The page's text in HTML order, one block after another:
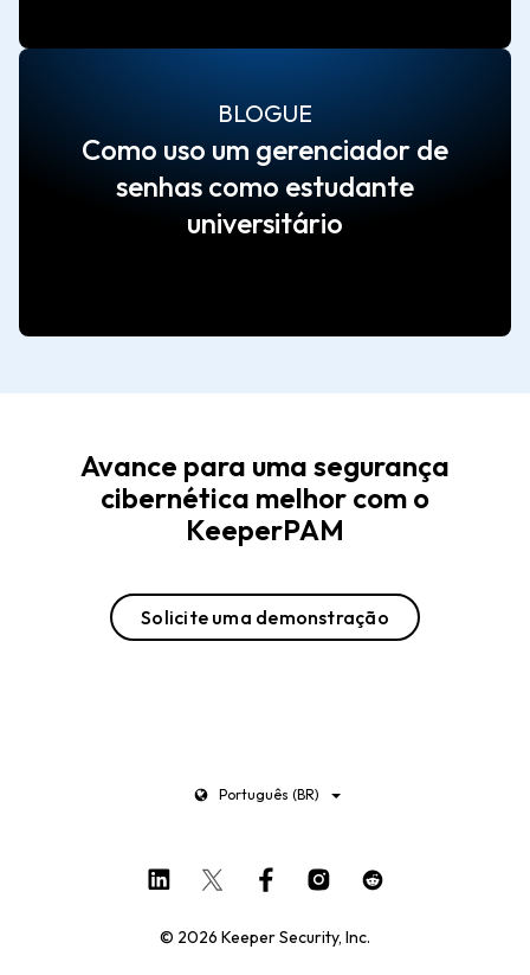
BLOGUE
Como uso um gerenciador de
senhas como estudante
universitário
Avance para uma segurança
cibernética melhor com o
KeeperPAM
Solicite uma demonstração
Português (BR)
© 2026 Keeper Security, Inc.